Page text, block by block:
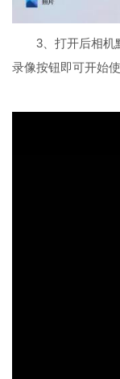
3、打开后相机默
录像按钮即可开始